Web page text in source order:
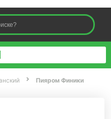
Пияром Финики